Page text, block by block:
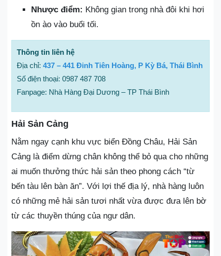
Nhược điểm: Không gian trong nhà đôi khi hơi
ồn ào vào buổi tối.
Thông tin liên hệ
Địa chỉ: 437 – 441 Đinh Tiên Hoàng, P Kỳ Bá, Thái Bình
Số điện thoại: 0987 487 708
Fanpage: Nhà Hàng Đại Dương – TP Thái Bình
Hải Sản Cảng
Nằm ngay cạnh khu vực biển Đồng Châu, Hải Sản
Cảng là điểm dừng chân không thể bỏ qua cho những
ai muốn thưởng thức hải sản theo phong cách “từ
bến tàu lên bàn ăn”. Với lợi thế địa lý, nhà hàng luôn
có những mẻ hải sản tươi nhất vừa được đưa lên bờ
từ các thuyền thúng của ngư dân.